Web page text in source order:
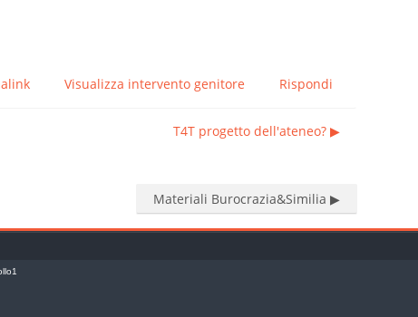
Visualizza intervento genitore Rispondi
T4T progetto dell'ateneo? ▶︎
Materiali Burocrazia&Similia ▶︎